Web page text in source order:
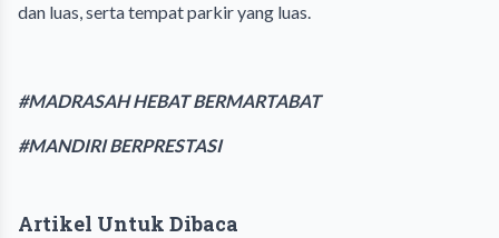
dan luas, serta tempat parkir yang luas.
#MADRASAH HEBAT BERMARTABAT
#MANDIRI BERPRESTASI
Artikel Untuk Dibaca